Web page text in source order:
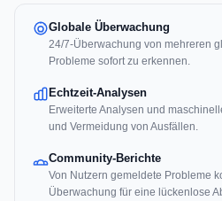
Globale Überwachung
24/7-Überwachung von mehreren
Probleme sofort zu erkennen.
Echtzeit-Analysen
Erweiterte Analysen und
und Vermeidung von Ausfällen.
Community-Berichte
Von Nutzern gemeldete Probleme
Überwachung für eine lückenlose